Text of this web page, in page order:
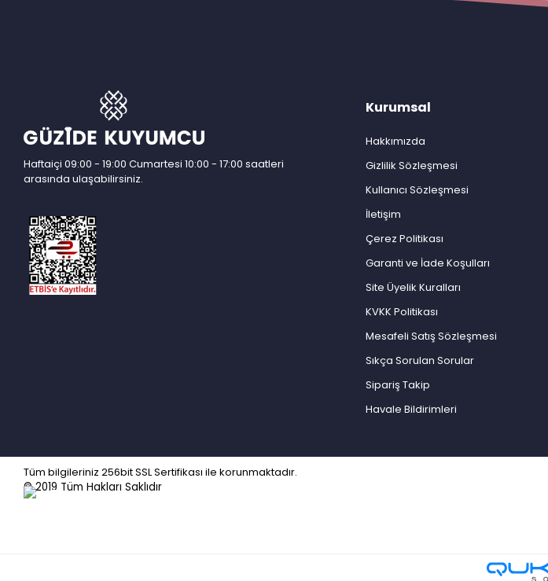
Haftaiçi 09:00 - 19:00 Cumartesi 10:00 - 17:00 saatleri
arasında ulaşabilirsiniz.
Kurumsal
Hakkımızda
Gizlilik Sözleşmesi
Kullanıcı Sözleşmesi
İletişim
Çerez Politikası
Garanti ve İade Koşulları
Site Üyelik Kuralları
KVKK Politikası
Mesafeli Satış Sözleşmesi
Sıkça Sorulan Sorular
Sipariş Takip
Havale Bildirimleri
Tüm bilgileriniz 256bit SSL Sertifikası ile korunmaktadır.
© 2019 Tüm Hakları Saklıdır